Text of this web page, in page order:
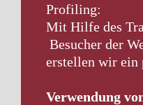
Profiling:
Mit Hilfe des
Besucher der
erstellen wir ein
Verwendung